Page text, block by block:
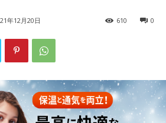
年12月20日 0
610